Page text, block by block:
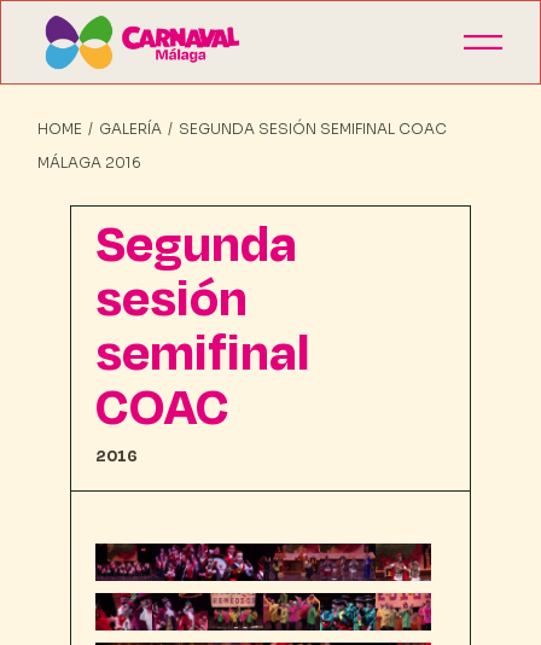
HOME GALERÍA
SEGUNDA SESIÓN SEMIFINAL COAC
MÁLAGA 2016
Segunda
sesión
semifinal
COAC
2016